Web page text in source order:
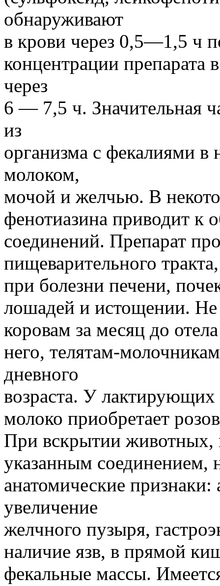
обнаруживают
в крови через 0,5—1,5 ч
концентрации препарата
через
6 — 7,5 ч. Значительная
из
организма с фекалиями в
молоком,
мочой и желчью. В
фенотиазина приводит к
соединений. Препарат
пищеварительного
при болезни печени,
лошадей и истощении. Не
коровам за месяц до
него, телятам-
дневного
возраста. У лактирующих
молоко приобретает
При вскрытии животных,
указанным соединением,
анатомические
увеличение
желчного пузыря,
наличие язв, в прямой
фекальные массы.